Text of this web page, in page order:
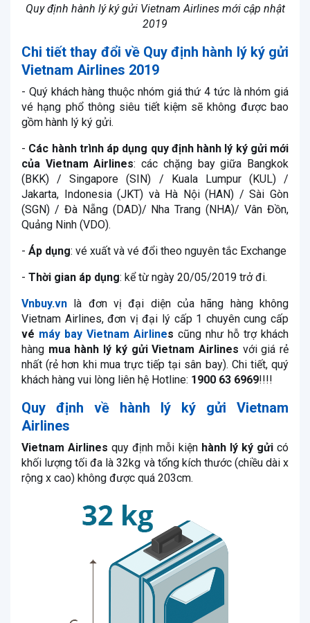
Quy định hành lý ký gửi Vietnam Airlines mới cập nhật
2019
Chi tiết thay đổi về Quy định hành lý ký gửi
Vietnam Airlines 2019
- Quý khách hàng thuộc nhóm giá thứ 4 tức là nhóm giá
vé hạng phổ thông siêu tiết kiệm sẽ không được bao
gồm hành lý ký gửi.
- Các hành trình áp dụng quy định hành lý ký gửi mới
của Vietnam Airlines: các chặng bay giữa Bangkok
(BKK) / Singapore (SIN) / Kuala Lumpur (KUL) /
Jakarta, Indonesia (JKT) và Hà Nội (HAN) / Sài Gòn
(SGN) / Đà Nẵng (DAD)/ Nha Trang (NHA)/ Vân Đồn,
Quảng Ninh (VDO).
- Áp dụng: vé xuất và vé đổi theo nguyên tắc Exchange
- Thời gian áp dụng: kể từ ngày 20/05/2019 trở đi.
Vnbuy.vn là đơn vị đại diện của hãng hàng không
Vietnam Airlines, đơn vị đại lý cấp 1 chuyên cung cấp
vé máy bay Vietnam Airlines cũng như hỗ trợ khách
hàng mua hành lý ký gửi Vietnam Airlines với giá rẻ
nhất (rẻ hơn khi mua trực tiếp tại sân bay). Chi tiết, quý
khách hàng vui lòng liên hệ Hotline: 1900 63 6969!!!!
Quy định về hành lý ký gửi Vietnam
Airlines
Vietnam Airlines quy định mỗi kiện hành lý ký gửicó
khối lượng tối đa là 32kg và tổng kích thước (chiều dài x
rộng x cao) không được quá 203cm.